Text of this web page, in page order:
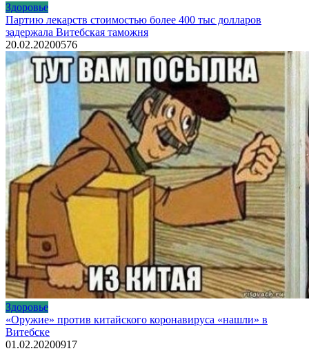
Здоровье
Партию лекарств стоимостью более 400 тыс долларов
задержала Витебская таможня
20.02.20200576
Здоровье
«Оружие» против китайского коронавируса «нашли» в
Витебске
01.02.20200917